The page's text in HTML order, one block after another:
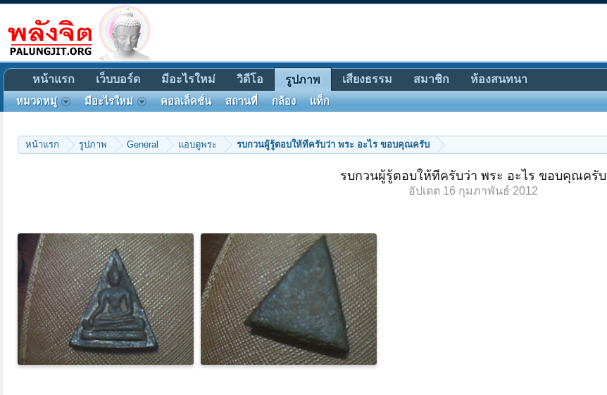
หน้าแรก รูปภาพ General แอบดูพระ รบกวนผู้รู้ตอบให้ทีครับว่า พระ อะไร ขอบคุณครับ
รบกวนผู้รู้ตอบให้ทีครับว่า พระ อะไร ขอบคุณครับ
อัปเดต 16 กุมภาพันธ์ 2012
หน้าแรก เว็บบอร์ด มีอะไรใหม่ วิดีโอ รูปภาพ
หมวดหมู่ มีอะไรใหม่ คอลเล็คชั่น สถานที่ กล้อง แท็ก
เสียงธรรม สมาชิก ห้องสนทนา